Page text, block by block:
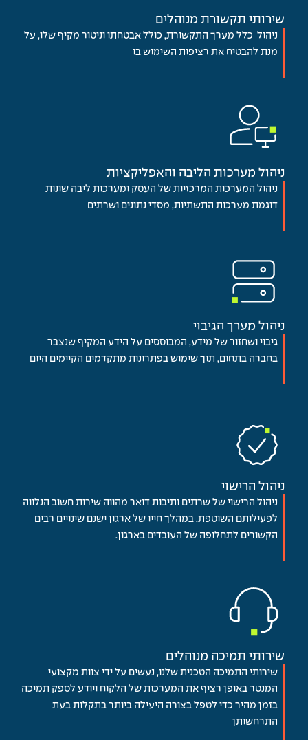
ניהול מערך הגיבוי
גיבוי ושחזור של מידע, המבוססים על הידע המקיף שנצבר
בחברה בתחום, תוך שימוש בפתרונות מתקדמים הקיימים היום
ניהול מערכות הליבה והאפליקציות
ניהול המערכות המרכזיות של העסק ומערכות ליבה שונות
דוגמת מערכות התשתיות, מסדי נתונים ושרתים
שירותי תקשורת מנוהלים
ניהול כלל מערך התקשורת, כולל אבטחתו וניטור מקיף שלו, על
מנת להבטיח את רציפות השימוש בו
שירותי תמיכה מנוהלים
שירותי התמיכה הטכנית שלנו, נעשים על ידי צוות מקצועי
המנטר באופן רציף את המערכות של הלקוח ויודע לספק תמיכה
בזמן מהיר כדי לטפל בצורה היעילה ביותר בתקלות בעת
התרחשותן
ניהול הרישוי
ניהול הרישוי של שרתים ותיבות דואר מהווה שירות חשוב הנלווה
לפעילותם השוטפת. במהלך חייו של ארגון ישנם שינויים רבים
הקשורים לתחלופה של העובדים בארגון.